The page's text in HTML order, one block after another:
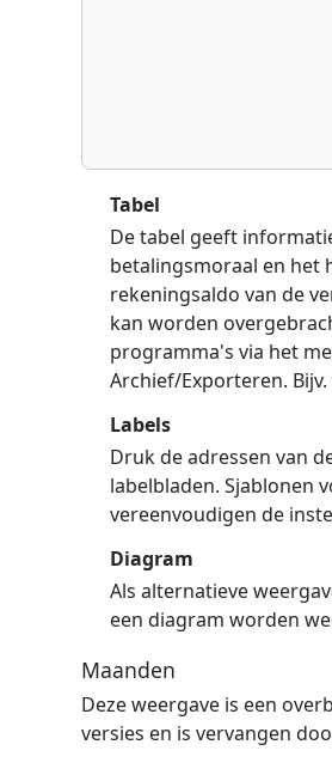
Tabel
De tabel geeft
betalingsmoraal en het
rekeningsaldo van de
kan worden
programma's via het
Archief/Exporteren.
Labels
Druk de adressen van
labelbladen. Sjablonen
vereenvoudigen de
Diagram
Als alternatieve
een diagram worden
Maanden
Deze weergave is een
versies en is vervangen